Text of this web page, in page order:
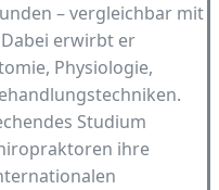
– vergleichbar mit
erwirbt er
Physiologie,
Studium
ihre